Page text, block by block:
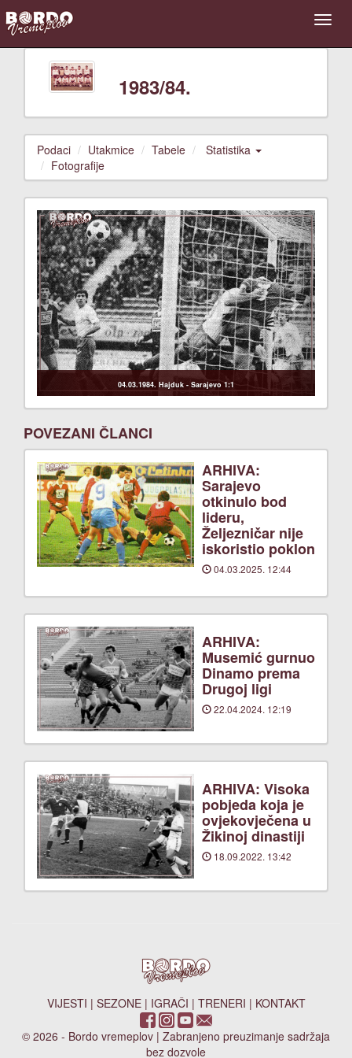
1983/84.
Podaci Utakmice Tabele
Statistika
Fotografije
04.03.1984. Hajduk - Sarajevo 1:1
Previous Next
POVEZANI ČLANCI
ARHIVA:
Sarajevo
otkinulo bod
lideru,
Željezničar nije
iskoristio poklon
04.03.2025. 12:44
ARHIVA:
Musemić gurnuo
Dinamo prema
Drugoj ligi
22.04.2024. 12:19
ARHIVA: Visoka
pobjeda koja je
ovjekovječena u
Žikinoj dinastiji
18.09.2022. 13:42
VIJESTI | SEZONE| IGRAČI | TRENERI | KONTAKT
© 2026 - Bordo vremeplov | Zabranjeno preuzimanje sadržaja
bez dozvole